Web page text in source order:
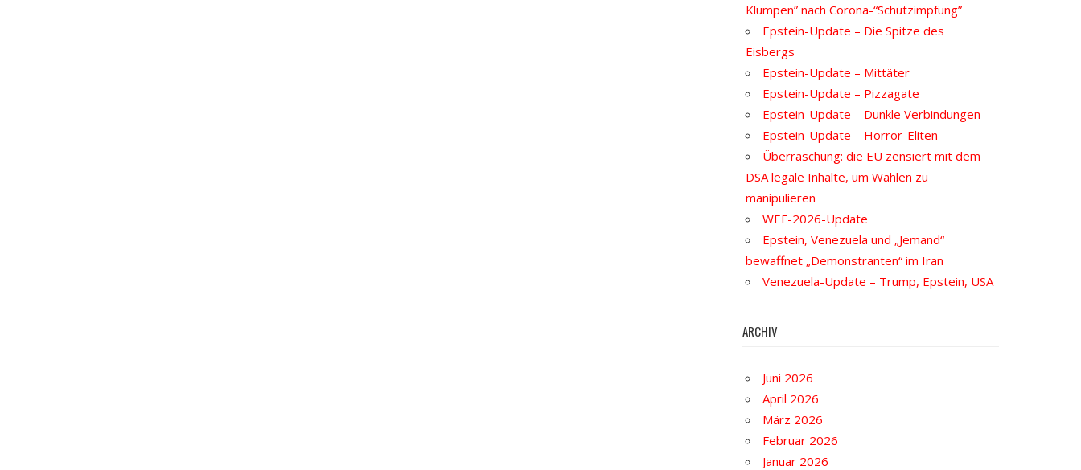
Klumpen” nach Corona-“Schutzimpfung”
Epstein-Update – Die Spitze des
Eisbergs
Epstein-Update – Mittäter
Epstein-Update – Pizzagate
Epstein-Update – Dunkle Verbindungen
Epstein-Update – Horror-Eliten
Überraschung: die EU zensiert mit dem
DSA legale Inhalte, um Wahlen zu
manipulieren
WEF-2026-Update
Epstein, Venezuela und „Jemand“
bewaffnet „Demonstranten“ im Iran
Venezuela-Update – Trump, Epstein, USA
ARCHIV
Juni 2026
April 2026
März 2026
Februar 2026
Januar 2026